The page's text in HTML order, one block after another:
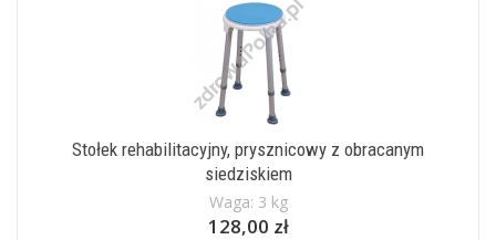
Stołek rehabilitacyjny, prysznicowy z obracanym
siedziskiem
Waga: 3 kg
128,00 zł